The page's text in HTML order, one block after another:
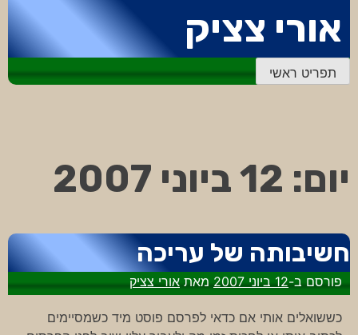
לתוכן
אורי צציק
תפריט ראשי
יום: 12 ביוני 2007
חשיבותה של עריכה
פורסם ב-12 ביוני 2007 מאתאורי צציק
כששואלים אותי אם כדאי לפרסם פוסט מיד כשמסיימים